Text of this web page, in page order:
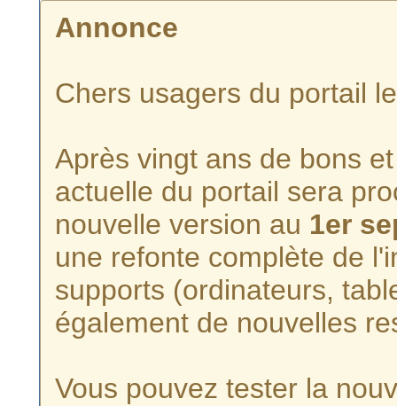
Annonce
Chers usagers du portail
Après vingt ans de bons
actuelle du portail sera
nouvelle version au 1er
une refonte complète de
supports (ordinateurs,
également de nouvelles
Vous pouvez tester la